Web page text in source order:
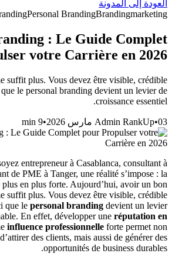
العودة إلى المدونة
Personal BrandingBrandingmarketing
: Le Guide Complet
votre Carrière en 2026
suffit plus. Vous devez être visible, crédible
le personal branding devient un levier de
croissance essentiel.
Admin RankUp•03 مارس 2026 •
9
entrepreneur à Casablanca, consultant à
de PME à Tanger, une réalité s’impose : la
plus en plus forte. Aujourd’hui, avoir un bon
suffit plus. Vous devez être visible, crédible
que le personal branding devient un levier
En effet, développer une réputation en
influence professionnelle forte permet non
des clients, mais aussi de générer des
opportunités de business durables.